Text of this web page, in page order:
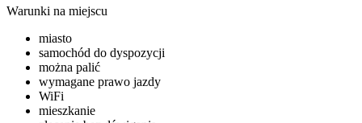
Warunki na miejscu
miasto
samochód do dyspozycji
można palić
wymagane prawo jazdy
WiFi
mieszkanie